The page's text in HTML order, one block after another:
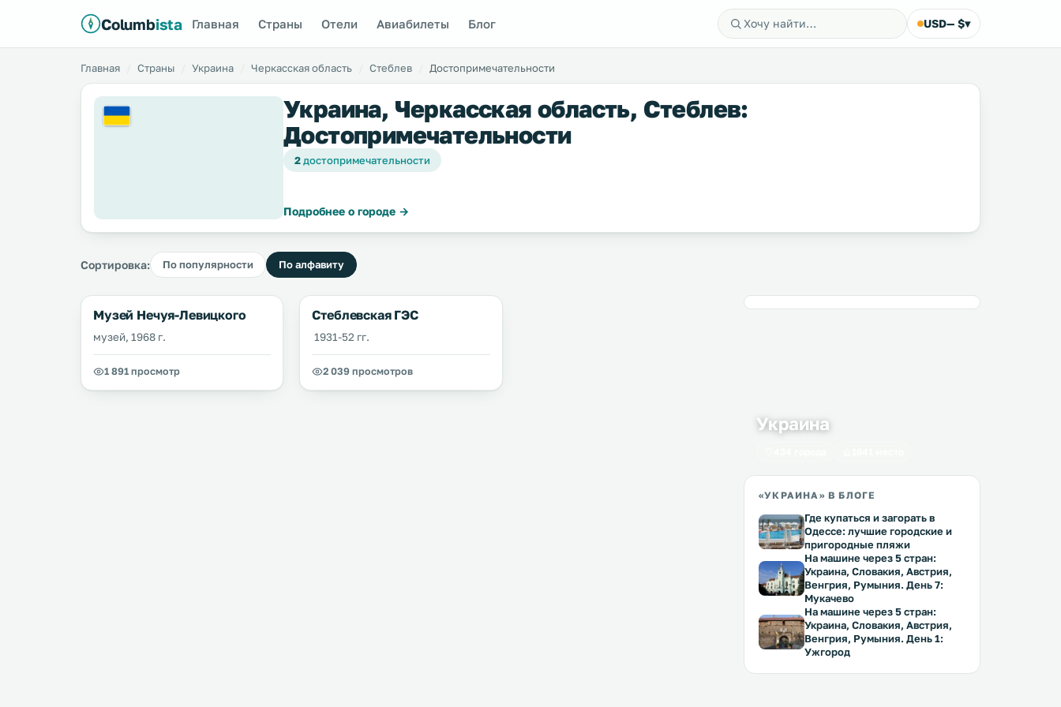
Columbista Главная Страны Отели Авиабилеты Блог USD— $▾
Главная Страны Украина Черкасская область Стеблев Достопримечательности
Украина, Черкасская область, Стеблев:
Достопримечательности
2достопримечательности
Подробнее о городе →
Сортировка: По популярности По алфавиту
Музей Нечуя-Левицкого
музей, 1968 г.
1 891 просмотр
Стеблевская ГЭС
1931-52 гг.
2 039 просмотров
Украина
«УКРАИНА» В БЛОГЕ
Где купаться и загорать в
Одессе: лучшие городские и
пригородные пляжи
На машине через 5 стран:
Украина, Словакия, Австрия,
Венгрия, Румыния. День 7:
Мукачево
На машине через 5 стран:
Украина, Словакия, Австрия,
Венгрия, Румыния. День 1:
Ужгород